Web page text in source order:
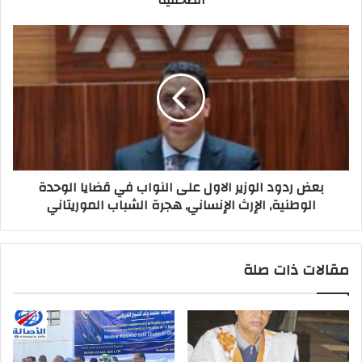
بعض ردود الوزير الاول على النواب في قضايا الوحدة
الوطنية, الإرث الإنساني, هجرة الشباب الموريتاني
مقالات ذات صلة